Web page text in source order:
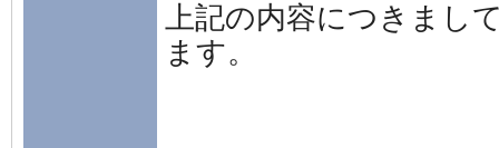
上記の内容につきまし
ます。